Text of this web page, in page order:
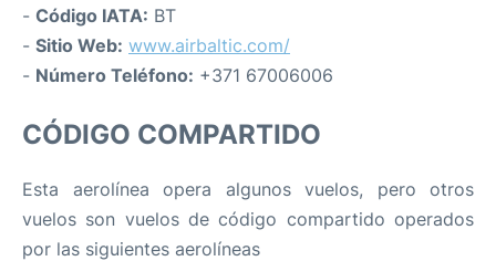
- Código IATA: BT
- Sitio Web: www.airbaltic.com/
- Número Teléfono: +371 67006006
CÓDIGO COMPARTIDO
Esta aerolínea opera algunos vuelos, pero otros
vuelos son vuelos de código compartido operados
por las siguientes aerolíneas